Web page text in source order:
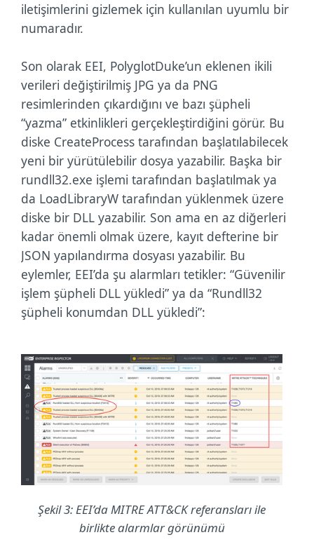
iletişimlerini gizlemek için kullanılan uyumlu bir
numaradır.
Son olarak EEI, PolyglotDuke’un eklenen ikili
verileri değiştirilmiş JPG ya da PNG
resimlerinden çıkardığını ve bazı şüpheli
“yazma” etkinlikleri gerçekleştirdiğini görür. Bu
diske CreateProcess tarafından başlatılabilecek
yeni bir yürütülebilir dosya yazabilir. Başka bir
rundll32.exe işlemi tarafından başlatılmak ya
da LoadLibraryW tarafından yüklenmek üzere
diske bir DLL yazabilir. Son ama en az diğerleri
kadar önemli olmak üzere, kayıt defterine bir
JSON yapılandırma dosyası yazabilir. Bu
eylemler, EEI’da şu alarmları tetikler: “Güvenilir
işlem şüpheli DLL yükledi” ya da “Rundll32
şüpheli konumdan DLL yükledi”:
Şekil 3: EEI’da MITRE ATT&CK referansları ile
birlikte alarmlar görünümü